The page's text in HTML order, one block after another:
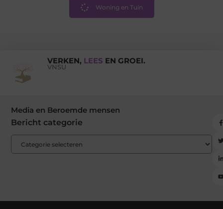
Woning en Tuin
VERKEN, LEES EN GROEI.
VNSU
Media en Beroemde mensen
Bericht categorie